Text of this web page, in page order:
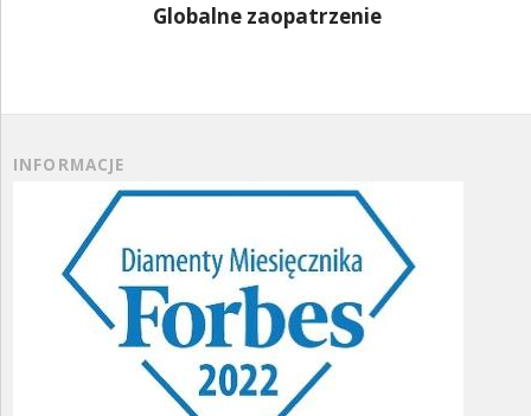
Globalne zaopatrzenie
INFORMACJE